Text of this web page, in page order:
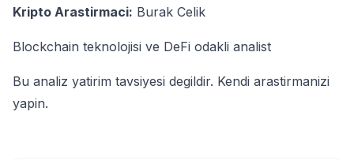
Kripto Arastirmaci: Burak Celik
Blockchain teknolojisi ve DeFi odakli analist
Bu analiz yatirim tavsiyesi degildir. Kendi arastirmanizi
yapin.